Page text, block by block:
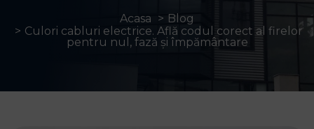
Acasa
Blog
Culori cabluri electrice. Află codul corect al firelor
pentru nul, fază și împământare